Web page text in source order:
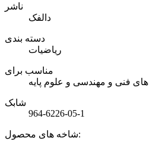
ناشر
دالفک
دسته بندی
ریاضیات
مناسب برای
فنی و مهندسی و علوم پایه
شابک
964-6226-05-1
شاخه های محصول: